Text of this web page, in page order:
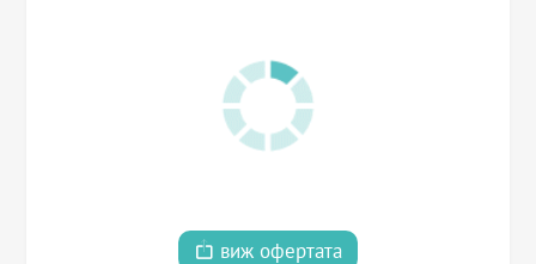
виж офертата